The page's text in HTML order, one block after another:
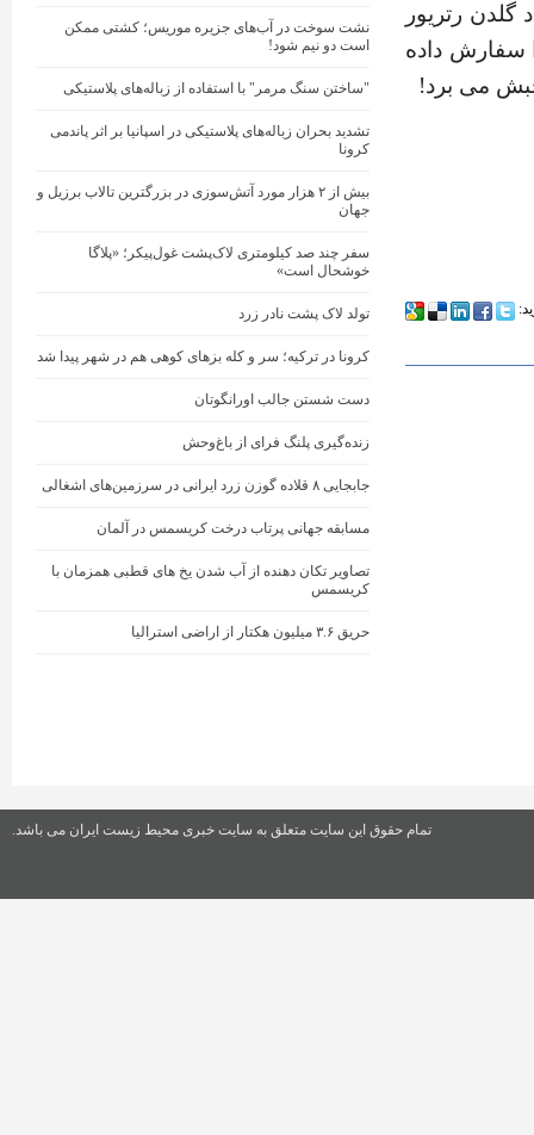
رتریور
سفارش داده
می برد!
نشت سوخت در آب‌های جزیره موریس؛ کشتی ممکن
است دو نیم شود!
"ساختن سنگ مرمر" با استفاده از زباله‌های پلاستیکی
تشدید بحران زباله‌های پلاستیکی در اسپانیا بر اثر پاندمی
کرونا
بیش از ۲ هزار مورد آتش‌سوزی در بزرگترین تالاب برزیل و
جهان
سفر چند صد کیلومتری لاک‌پشت غول‌پیکر؛ «پلاگا
خوشحال است»
تولد لاک پشت نادر زرد
کرونا در ترکیه؛ سر و کله بزهای کوهی هم در شهر پیدا شد
دست شستن جالب اورانگوتان
زنده‌گیری پلنگ فرای از باغ‌وحش
جابجایی ۸ قلاده گوزن زرد ایرانی در سرزمین‌های اشغالی
مسابقه جهانی پرتاب درخت کریسمس در آلمان
تصاویر تکان دهنده از آب شدن یخ های قطبی همزمان با
کریسمس
حریق ۳.۶ میلیون هکتار از اراضی استرالیا
تمام حقوق این سایت متعلق به سایت خبری محیط زیست ایران می باشد.